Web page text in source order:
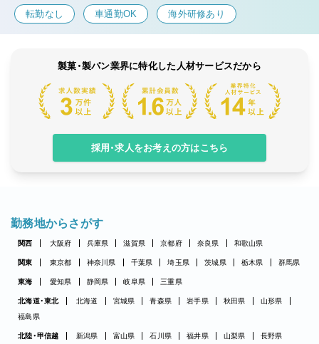
転勤なし 車通勤OK 海外研修あり
製菓・製パン業界に特化した人材サービスだから
採用・求人をお考えの方はこちら
勤務地からさがす
関西 大阪府 兵庫県 滋賀県 京都府 奈良県 和歌山県
関東 東京都 神奈川県 千葉県 埼玉県 茨城県 栃木県 群馬県
東海 愛知県 静岡県 岐阜県 三重県
北海道・東北 北海道 宮城県 青森県 岩手県 秋田県
山形県
福島県
北陸・甲信越 新潟県 富山県 石川県 福井県 山梨県 長野県